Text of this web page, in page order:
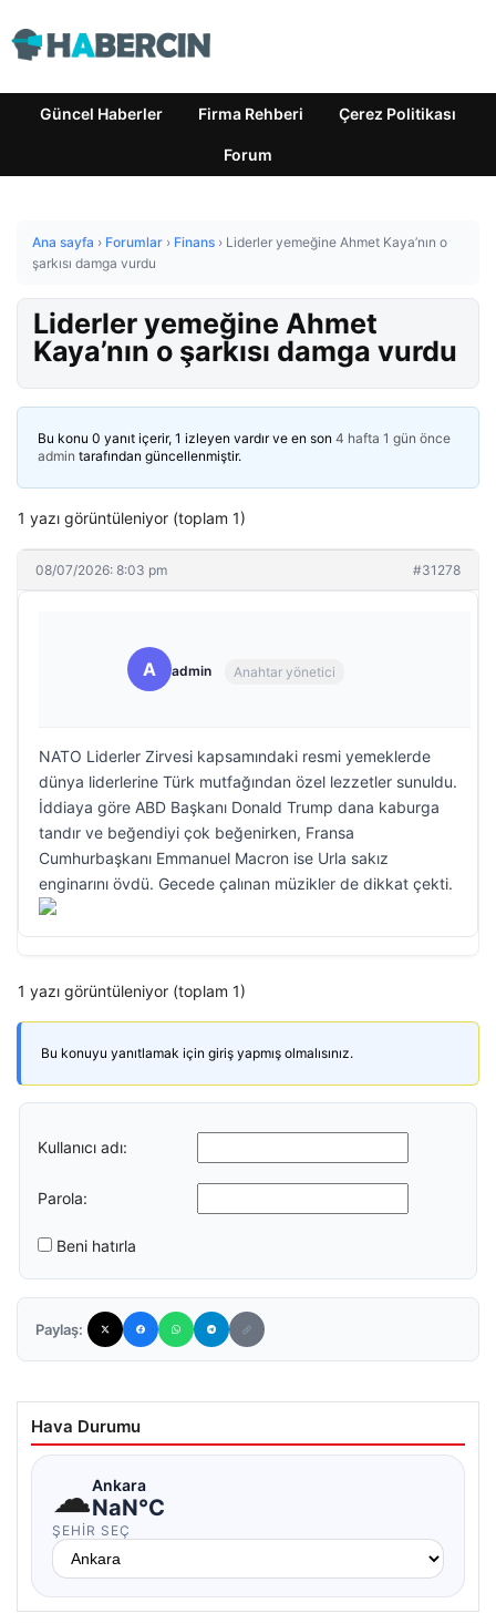
Güncel Haberler Firma Rehberi Çerez Politikası
Forum
Ana sayfa › Forumlar › Finans › Liderler yemeğine Ahmet Kaya’nın o
şarkısı damga vurdu
Liderler yemeğine Ahmet
Kaya’nın o şarkısı damga vurdu
Bu konu 0 yanıt içerir, 1 izleyen vardır ve en son 4 hafta 1 gün önce
admin tarafından güncellenmiştir.
1 yazı görüntüleniyor (toplam 1)
08/07/2026: 8:03 pm #31278
A admin Anahtar yönetici
NATO Liderler Zirvesi kapsamındaki resmi yemeklerde
dünya liderlerine Türk mutfağından özel lezzetler sunuldu.
İddiaya göre ABD Başkanı Donald Trump dana kaburga
tandır ve beğendiyi çok beğenirken, Fransa
Cumhurbaşkanı Emmanuel Macron ise Urla sakız
enginarını övdü. Gecede çalınan müzikler de dikkat çekti.
1 yazı görüntüleniyor (toplam 1)
Bu konuyu yanıtlamak için giriş yapmış olmalısınız.
Kullanıcı adı:
Parola:
Beni hatırla
Paylaş:
Hava Durumu
☁Ankara
NaN°C
ŞEHIR SEÇ